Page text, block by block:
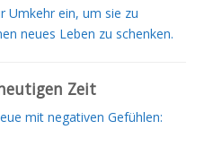
Umkehr ein, um sie zu
neues Leben zu schenken.
Zeit
mit negativen Gefühlen: